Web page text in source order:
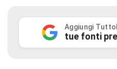
Aggiungi
tue fonti